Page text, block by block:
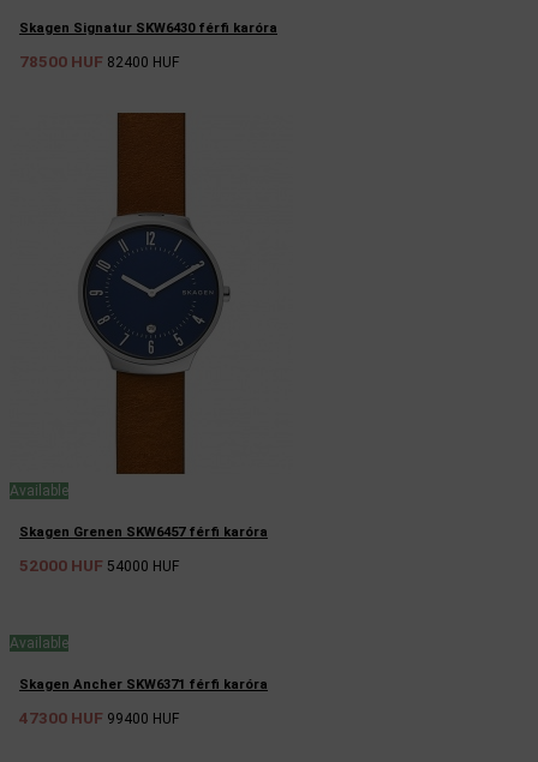
Skagen Signatur SKW6430 férfi karóra
78500 HUF 82400 HUF
Available
Skagen Grenen SKW6457 férfi karóra
52000 HUF 54000 HUF
Available
Skagen Ancher SKW6371 férfi karóra
47300 HUF 99400 HUF